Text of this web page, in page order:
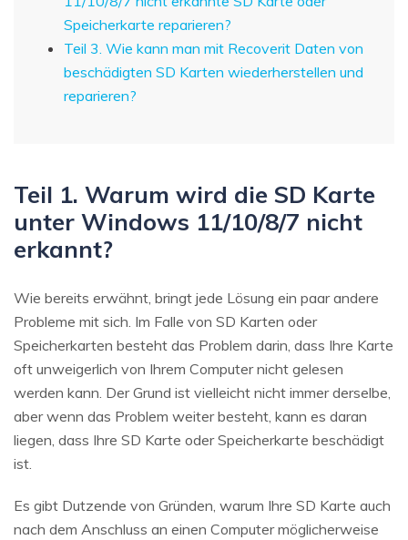
Speicherkarte reparieren?
Teil 3. Wie kann man mit Recoverit Daten von
beschädigten SD Karten wiederherstellen und
reparieren?
Teil 1. Warum wird die SD Karte
unter Windows 11/10/8/7 nicht
erkannt?
Wie bereits erwähnt, bringt jede Lösung ein paar andere
Probleme mit sich. Im Falle von SD Karten oder
Speicherkarten besteht das Problem darin, dass Ihre Karte
oft unweigerlich von Ihrem Computer nicht gelesen
werden kann. Der Grund ist vielleicht nicht immer derselbe,
aber wenn das Problem weiter besteht, kann es daran
liegen, dass Ihre SD Karte oder Speicherkarte beschädigt
ist.
Es gibt Dutzende von Gründen, warum Ihre SD Karte auch
nach dem Anschluss an einen Computer möglicherweise